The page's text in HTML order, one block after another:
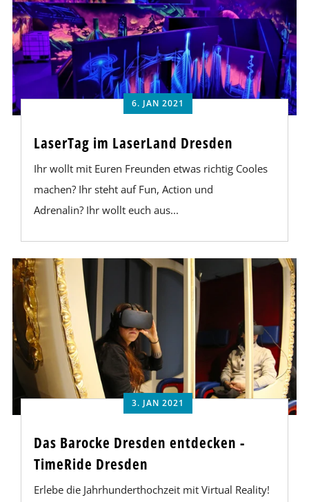
6. JAN 2021
LaserTag im LaserLand Dresden
Ihr wollt mit Euren Freunden etwas richtig Cooles
machen? Ihr steht auf Fun, Action und
Adrenalin? Ihr wollt euch aus...
3. JAN 2021
Das Barocke Dresden entdecken -
TimeRide Dresden
Erlebe die Jahrhunderthochzeit mit Virtual Reality!